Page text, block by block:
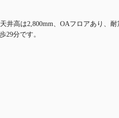
高は2,800mm、OAフロアあり、
29分です。